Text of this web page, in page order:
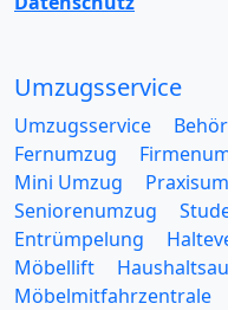
Umzugsservice
Umzugsservice
Fernumzug
Mini Umzug
Seniorenumzug
Entrümpelung
Möbellift
Möbelmitfahrzentrale